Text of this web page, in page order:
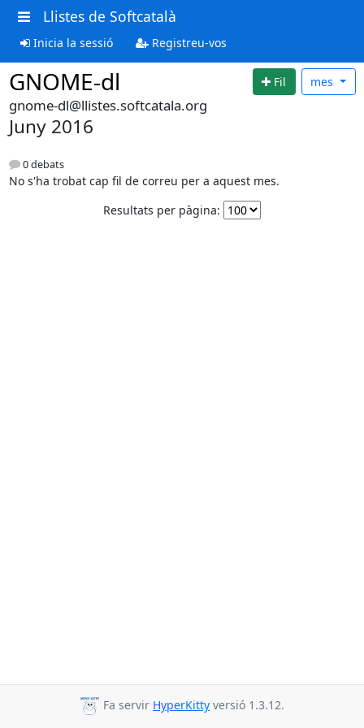
Llistes de Softcatalà
Inicia la sessió Registreu-vos
GNOME-dl Fil mes
gnome-dl@llistes.softcatala.org
Juny 2016
0 debats
No s'ha trobat cap fil de correu per a aquest mes.
Resultats per pàgina:
Fa servir HyperKitty versió 1.3.12.